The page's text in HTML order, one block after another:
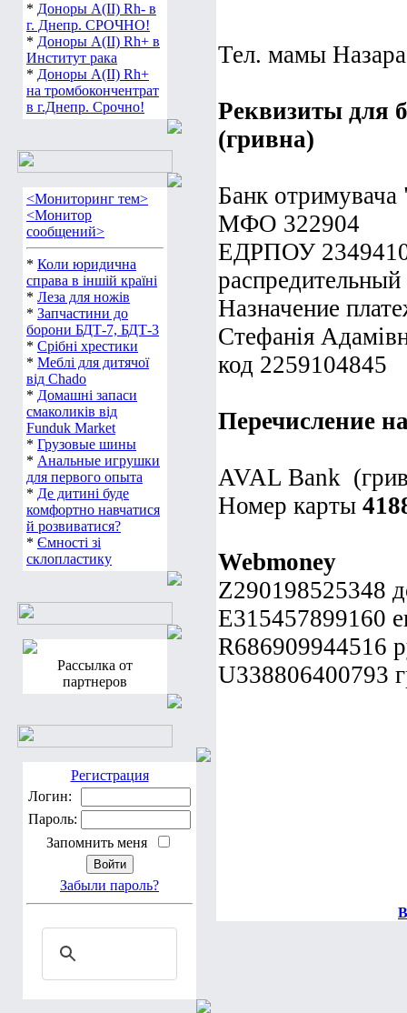
* Доноры А(ІІ) Rh- в
г. Днепр. СРОЧНО!
* Доноры А(ІІ) Rh+ в
Институт рака
* Доноры А(ІІ) Rh+
на тромбокончентрат
в г.Днепр. Срочно!
<Мониторинг тем>
<Монитор
сообщений>
* Коли юридична
справа в іншій країні
* Леза для ножів
* Запчастини до
борони БДТ-7, БДТ-3
* Срібні хрестики
* Меблі для дитячої
від Chado
* Домашні запаси
смаколиків від
Funduk Market
* Грузовые шины
* Анальные игрушки
для первого опыта
* Де дитині буде
комфортно навчатися
й розвиватися?
* Ємності зі
склопластику
Рассылка от
партнеров
Регистрация
Логин:
Пароль:
Запомнить меня
Забыли пароль?
Тел. мамы
Реквизиты для
(гривна)
Банк
МФО 322904
ЕДРПОУ
Назначение
Стефанія
код 2259104845
Перечисление
AVAL Bank
Номер карты
Webmoney
Z290198525348
E315457899160
R686909944516
U338806400793